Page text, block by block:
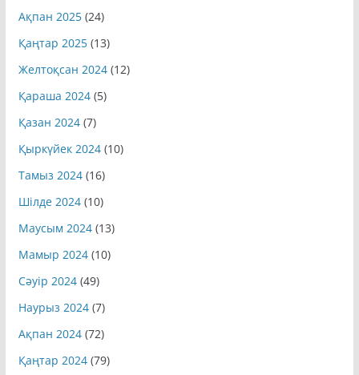
Ақпан 2025(24)
Қаңтар 2025(13)
Желтоқсан 2024(12)
Қараша 2024(5)
Қазан 2024(7)
Қыркүйек 2024(10)
Тамыз 2024(16)
Шілде 2024(10)
Маусым 2024(13)
Мамыр 2024(10)
Сәуір 2024(49)
Наурыз 2024(7)
Ақпан 2024(72)
Қаңтар 2024(79)